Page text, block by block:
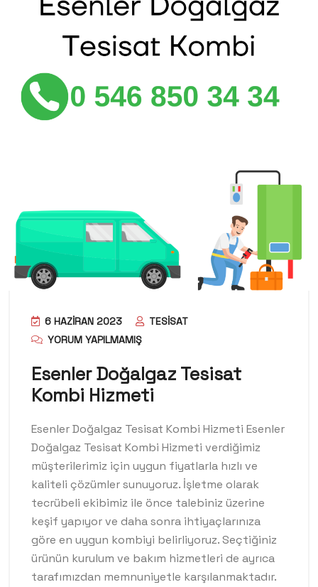
6 HAZIRAN 2023
TESISAT
YORUM YAPILMAMIŞ
Esenler Doğalgaz Tesisat
Kombi Hizmeti
Esenler Doğalgaz Tesisat Kombi Hizmeti Esenler
Doğalgaz Tesisat Kombi Hizmeti verdiğimiz
müşterilerimiz için uygun fiyatlarla hızlı ve
kaliteli çözümler sunuyoruz. İşletme olarak
tecrübeli ekibimiz ile önce talebiniz üzerine
keşif yapıyor ve daha sonra ihtiyaçlarınıza
göre en uygun kombiyi belirliyoruz. Seçtiğiniz
ürünün kurulum ve bakım hizmetleri de ayrıca
tarafımızdan memnuniyetle karşılanmaktadır.